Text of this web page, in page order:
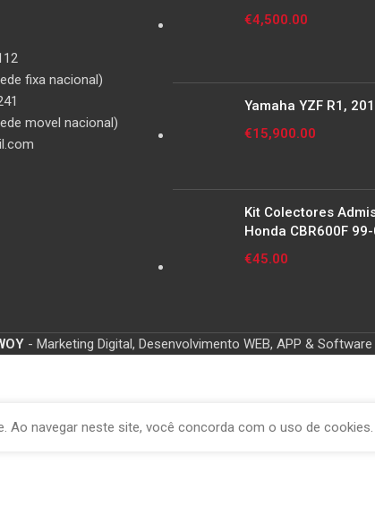
fixa nacional)
movel nacional)
€4,500.00
Yamaha YZF R1,
€15,900.00
Kit Colectores
Honda CBR600F
€45.00
- Marketing Digital, Desenvolvimento WEB, APP &
Ao navegar neste site, você concorda com o uso de cookies.